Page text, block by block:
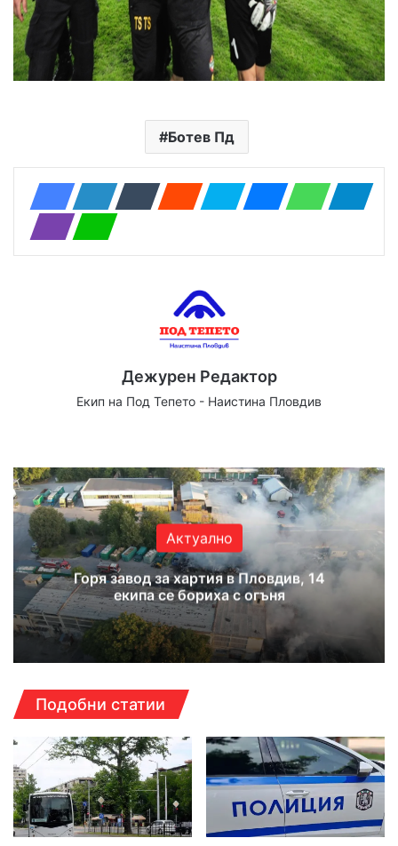
Ботев Пд
Дежурен Редактор
Екип на Под Тепето - Наистина Пловдив
te bo
ok
ub
e
ra
m
Актуално
Горя завод за хартия в Пловдив, 14
екипа се бориха с огъня
Подобни статии